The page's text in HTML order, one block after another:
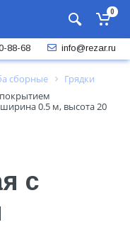
0
88-68 info@rezar.ru
сборные
Грядки
0.5 м, высота 20
с